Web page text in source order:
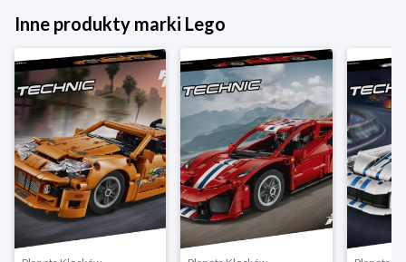
Inne produkty marki Lego